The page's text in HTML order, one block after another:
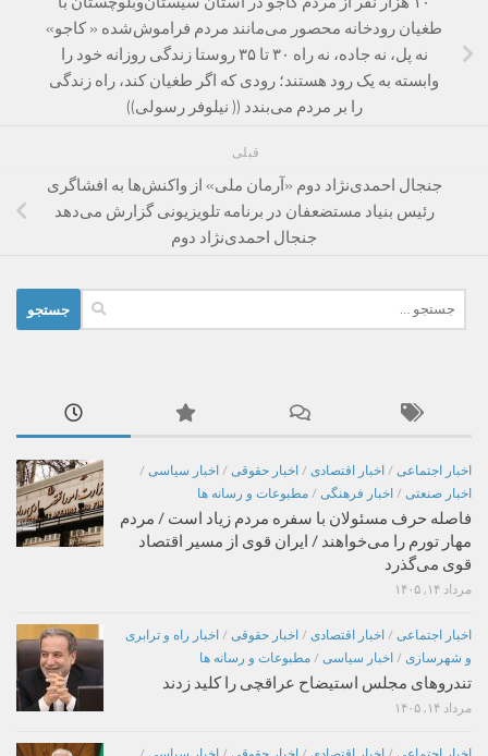
طغیان رودخانه محصور می‌مانند مردم فراموش‌شده « کاجو»
نه پل، نه جاده، نه راه ۳۰ تا ۳۵ روستا زندگی روزانه خود را
وابسته به یک رود هستند؛ رودی که اگر طغیان کند، راه زندگی
را بر مردم می‌بندد (( نیلوفر رسولی))
قبلی
جنجال احمدی‌نژاد دوم «آرمان ملی» از واکنش‌ها به افشاگری
رئیس بنیاد مستضعفان در برنامه تلویزیونی گزارش می‌دهد
جنجال احمدی‌نژاد دوم
برای:
اخبار اجتماعی / اخبار اقتصادی / اخبار حقوقی / اخبار سیاسی /
اخبار صنعتی / اخبار فرهنگی / مطبوعات و رسانه ها
فاصله حرف مسئولان با سفره مردم زیاد است / مردم
مهار تورم را می‌خواهند / ایران قوی از مسیر اقتصاد
قوی می‌گذرد
مرداد ۱۴, ۱۴۰۵
اخبار اجتماعی / اخبار اقتصادی / اخبار حقوقی / اخبار راه و ترابری
و شهرسازی / اخبار سیاسی / مطبوعات و رسانه ها
تندروهای مجلس استیضاح عراقچی را کلید زدند
مرداد ۱۴, ۱۴۰۵